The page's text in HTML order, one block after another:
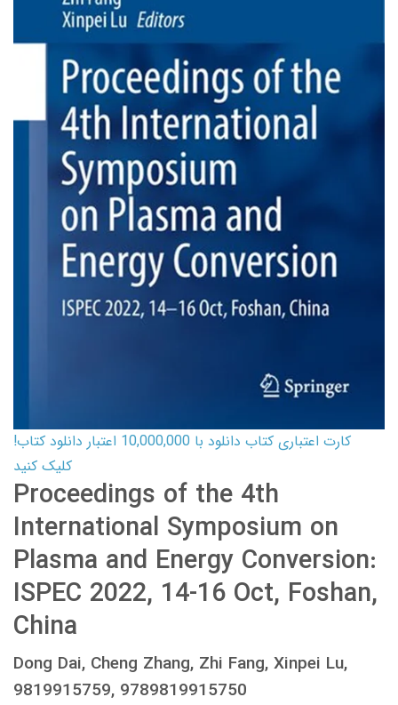
کارت اعتباری کتاب دانلود با 10,000,000 اعتبار دانلود کتاب!
کلیک کنید
Proceedings of the 4th
International Symposium on
Plasma and Energy Conversion:
ISPEC 2022, 14-16 Oct, Foshan,
China
Dong Dai, Cheng Zhang, Zhi Fang, Xinpei Lu,
9819915759, 9789819915750